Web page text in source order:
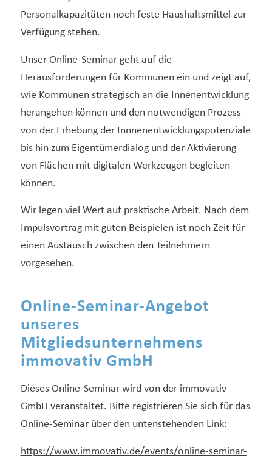
Personalkapazitäten noch feste Haushaltsmittel zur
Verfügung stehen.
Unser Online-Seminar geht auf die
Herausforderungen für Kommunen ein und zeigt auf,
wie Kommunen strategisch an die Innenentwicklung
herangehen können und den notwendigen Prozess
von der Erhebung der Innnenentwicklungspotenziale
bis hin zum Eigentümerdialog und der Aktivierung
von Flächen mit digitalen Werkzeugen begleiten
können.
Wir legen viel Wert auf praktische Arbeit. Nach dem
Impulsvortrag mit guten Beispielen ist noch Zeit für
einen Austausch zwischen den Teilnehmern
vorgesehen.
Online-Seminar-Angebot
unseres
Mitgliedsunternehmens
immovativ GmbH
Dieses Online-Seminar wird von der immovativ
GmbH veranstaltet. Bitte registrieren Sie sich für das
Online-Seminar über den untenstehenden Link:
https://www.immovativ.de/events/online-seminar-